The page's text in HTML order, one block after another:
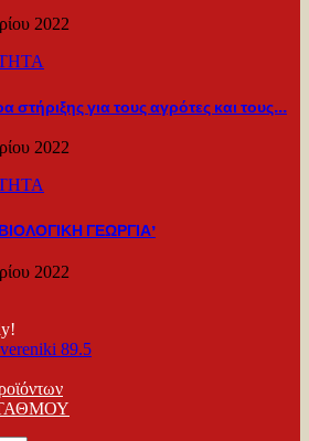
2022
στήριξης για τους αγρότες και τους…
2022
ΓΕΩΡΓΙΑ’
2022
89.5